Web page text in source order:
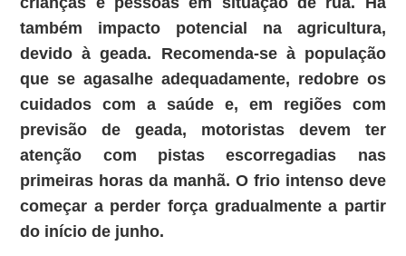
também impacto potencial na agricultura,
devido à geada. Recomenda-se à população
que se agasalhe adequadamente, redobre os
cuidados com a saúde e, em regiões com
previsão de geada, motoristas devem ter
atenção com pistas escorregadias nas
primeiras horas da manhã. O frio intenso deve
começar a perder força gradualmente a partir
do início de junho.